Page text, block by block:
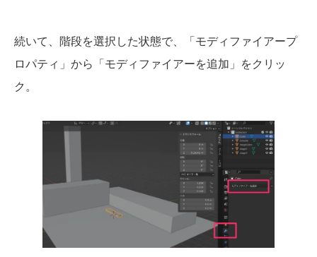
続いて、階段を選択した状態で、「モディファイアープ
ロパティ」から「モディファイアーを追加」をクリッ
ク。